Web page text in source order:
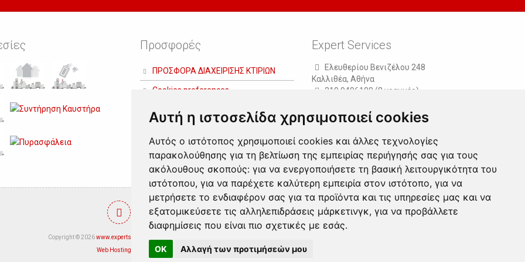
Αυτή η ιστοσελίδα χρησιμοποιεί cookies
Αυτός ο ιστότοπος χρησιμοποιεί cookies και άλλες τεχνολογίες
παρακολούθησης για τη βελτίωση της εμπειρίας περιήγησής σας για τους
ακόλουθους σκοπούς: για να ενεργοποιήσετε τη βασική λειτουργικότητα του
ιστότοπου, για να παρέχετε καλύτερη εμπειρία στον ιστότοπο, για να
μετρήσετε το ενδιαφέρον σας για τα προϊόντα και τις υπηρεσίες μας και να
εξατομικεύσετε τις αλληλεπιδράσεις μάρκετινγκ, για να προβάλλετε
διαφημίσεις που είναι πιο σχετικές με εσάς.
OK Αλλαγή των προτιμήσεών μου
Προσφορές
ΠΡΟΣΦΟΡΑ ΔΙΑΧΕΙΡΙΣΗΣ ΚΤΙΡΙΩΝ
Cookies preferences
Expert Services
Ελευθερίου Βενιζέλου 248
Καλλιθέα, Αθήνα
210 9406100 (8 γραμμές)
210 4010000 (Φαξ)
info@expertservices.gr
Copyright © 2026www.expertservices.gr
Web Hosting
NetPlanet